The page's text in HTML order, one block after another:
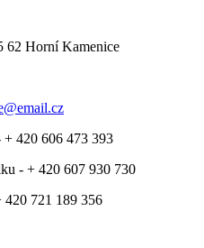
62 Horní Kamenice
+ 420 606 473 393
- + 420 607 930 730
420 721 189 356